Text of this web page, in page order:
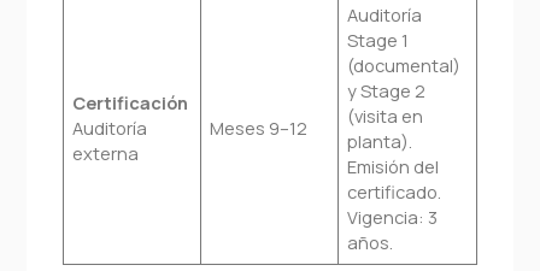
Certificación
Auditoría
externa
Meses 9–12
Auditoría
Stage 1
(documental)
y Stage 2
(visita en
planta).
Emisión del
certificado.
Vigencia: 3
años.